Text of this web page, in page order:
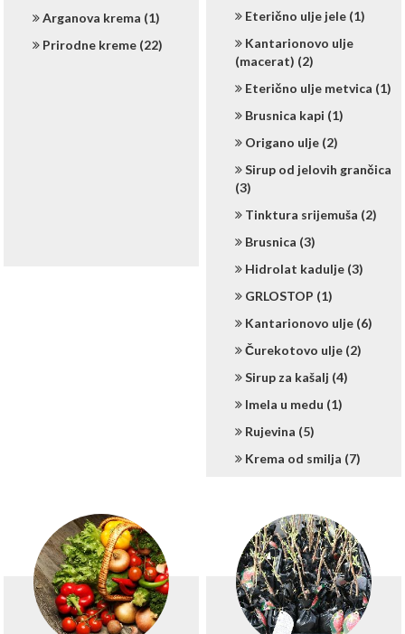
Arganova krema (1)
Prirodne kreme (22)
Eterično ulje jele (1)
Kantarionovo ulje
(macerat) (2)
Eterično ulje metvica (1)
Brusnica kapi (1)
Origano ulje (2)
Sirup od jelovih grančica
(3)
Tinktura srijemuša (2)
Brusnica (3)
Hidrolat kadulje (3)
GRLOSTOP (1)
Kantarionovo ulje (6)
Čurekotovo ulje (2)
Sirup za kašalj (4)
Imela u medu (1)
Rujevina (5)
Krema od smilja (7)